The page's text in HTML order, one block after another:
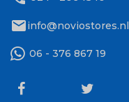
mailinfo@noviostores.nl
06 - 376 867 19